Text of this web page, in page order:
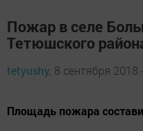
Пожар в селе
Тетюшского
tetyushy, 8 сентября 2018
Площадь пожара